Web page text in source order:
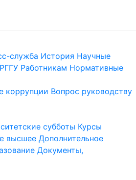
служба История Научные
Работникам Нормативные
коррупции Вопрос руководству
субботы Курсы
высшее Дополнительное
Документы,